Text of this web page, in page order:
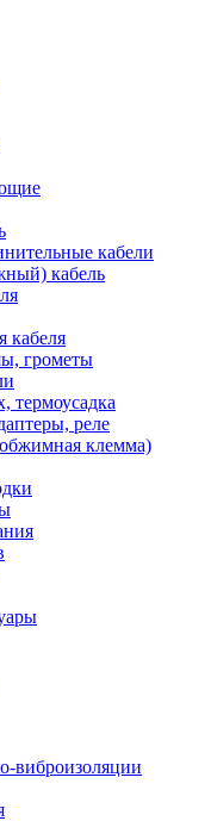
кабели
кабель
кабеля
грометы
термоусадка
реле
клемма)
виброизоляции